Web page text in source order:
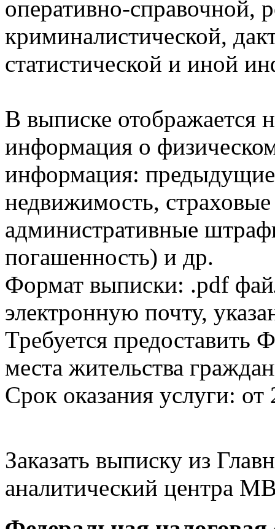
оперативно-справочной,
криминалистической,
статистической и иной
В выписке отображается
информация о
информация:
недвижимость,
административные
погашенность) и др.
Формат выписки: .pdf
электронную почту,
Требуется
места жительства
Срок оказания услуги: от
Заказать выписку из
аналитический центра